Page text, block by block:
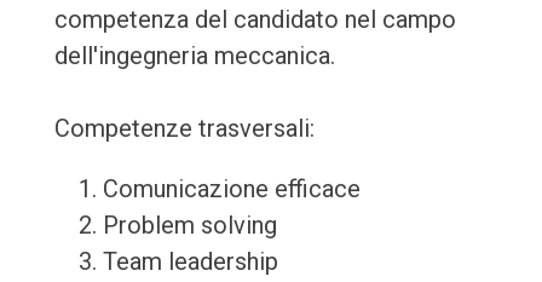
competenza del candidato nel campo
dell'ingegneria meccanica.
Competenze trasversali:
Comunicazione efficace
Problem solving
Team leadership